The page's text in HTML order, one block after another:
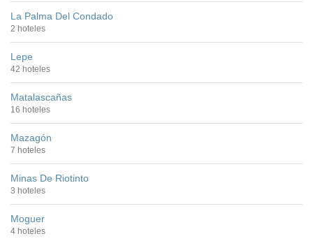
La Palma Del Condado
2 hoteles
Lepe
42 hoteles
Matalascañas
16 hoteles
Mazagón
7 hoteles
Minas De Riotinto
3 hoteles
Moguer
4 hoteles